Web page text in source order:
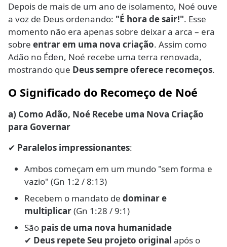
Depois de mais de um ano de isolamento, Noé ouve
a voz de Deus ordenando: "É hora de sair!". Esse
momento não era apenas sobre deixar a arca – era
sobre entrar em uma nova criação. Assim como
Adão no Éden, Noé recebe uma terra renovada,
mostrando que Deus sempre oferece recomeços.
O Significado do Recomeço de Noé
a) Como Adão, Noé Recebe uma Nova Criação
para Governar
✔ Paralelos impressionantes:
Ambos começam em um mundo "sem forma e
vazio" (Gn 1:2 / 8:13)
Recebem o mandato de dominar e
multiplicar(Gn 1:28 / 9:1)
São pais de uma nova humanidade
✔ Deus repete Seu projeto original após o